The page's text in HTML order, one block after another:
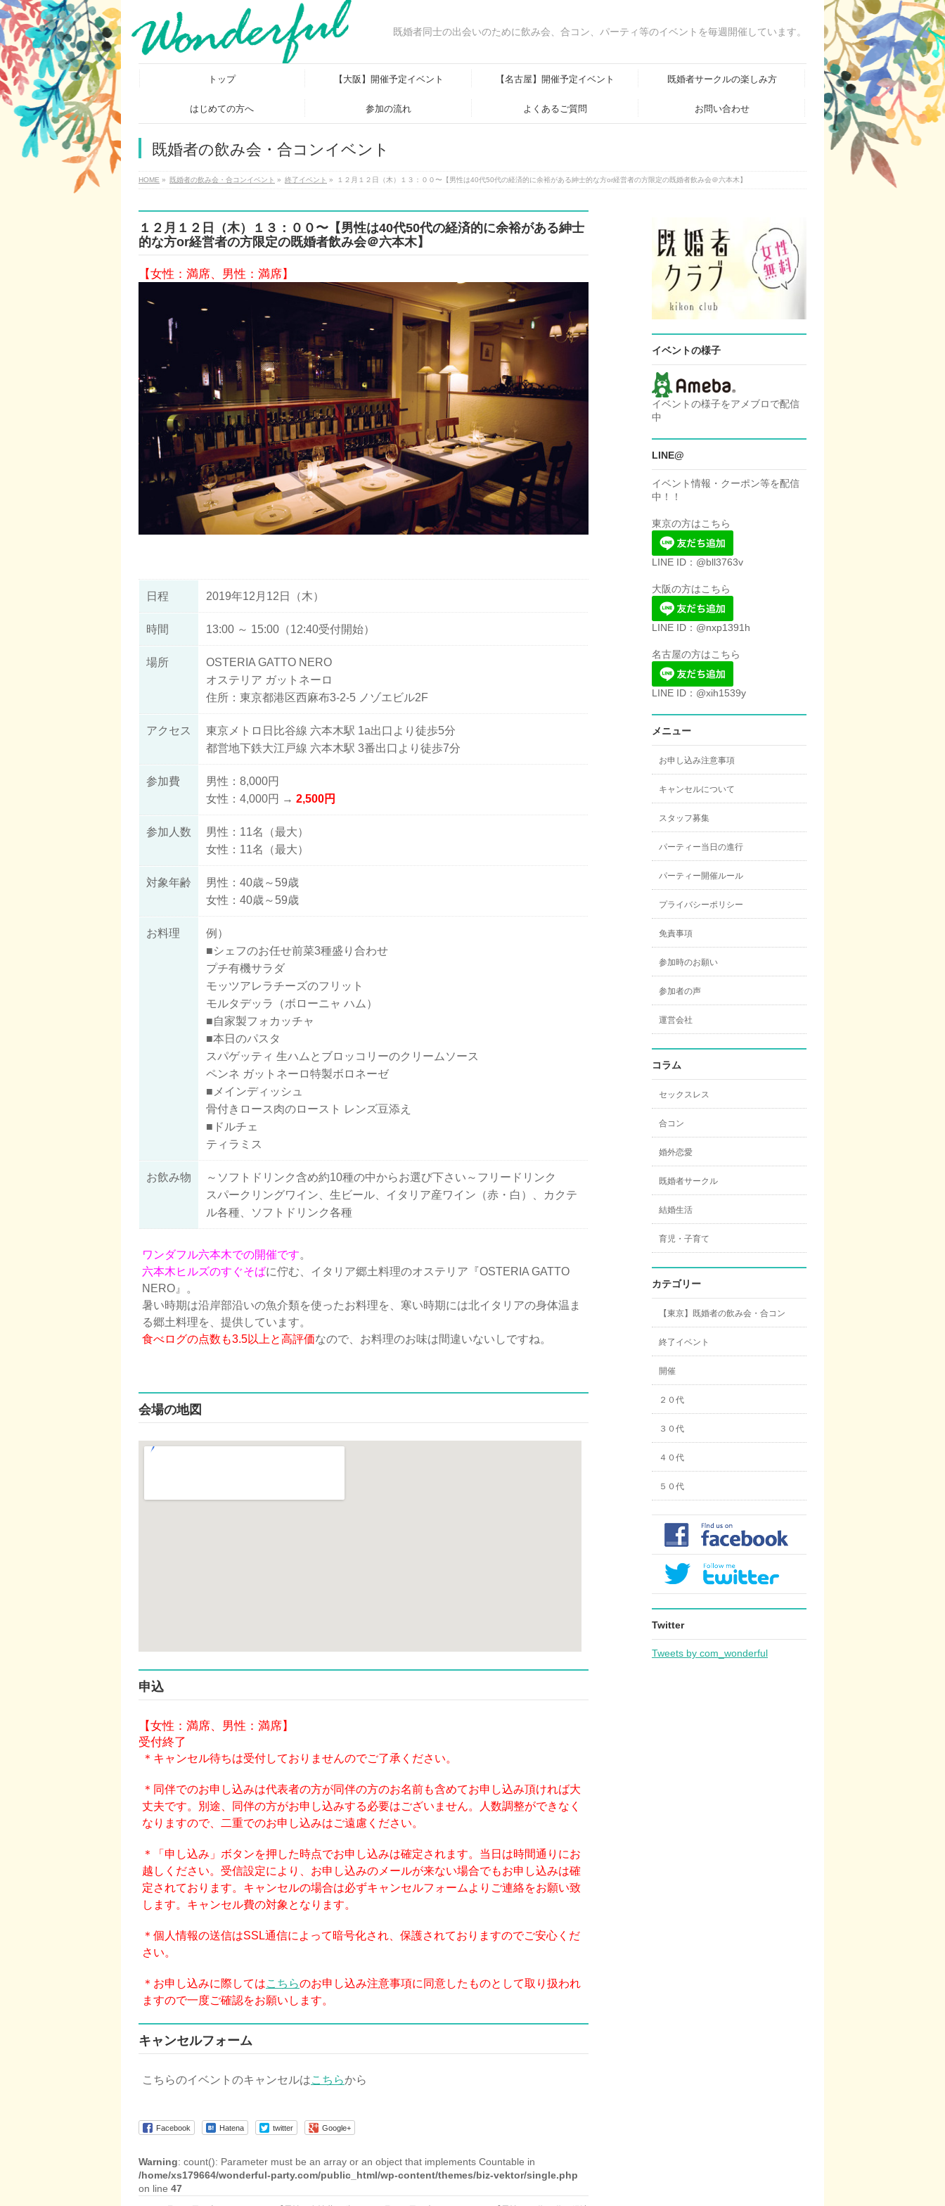
既婚者同士の出会いのために飲み会、合コン、パーティ等のイベントを毎週開催しています。
トップ 【大阪】開催予定イベント 【名古屋】開催予定イベント 既婚者サークルの楽しみ方
はじめての方へ 参加の流れ よくあるご質問 お問い合わせ
既婚者の飲み会・合コンイベント
HOME » 既婚者の飲み会・合コンイベント » 終了イベント » １２月１２日（木）１３：００〜【男性は40代50代の経済的に余裕がある紳士的な方or経営者の方限定の既婚者飲み会＠六本木】
１２月１２日（木）１３：００〜【男性は40代50代の経済的に余裕がある紳士
的な方or経営者の方限定の既婚者飲み会＠六本木】
【女性：満席、男性：満席】
日程 2019年12月12日（木）
時間 13:00 ～ 15:00（12:40受付開始）
場所
OSTERIA GATTO NERO
オステリア ガットネーロ
住所：東京都港区西麻布3-2-5 ノゾエビル2F
アクセス
東京メトロ日比谷線 六本木駅 1a出口より徒歩5分
都営地下鉄大江戸線 六本木駅 3番出口より徒歩7分
参加費
男性：8,000円
女性：4,000円 → 2,500円
参加人数
男性：11名（最大）
女性：11名（最大）
対象年齢
男性：40歳～59歳
女性：40歳～59歳
お料理
例）
■シェフのお任せ前菜3種盛り合わせ
プチ有機サラダ
モッツアレラチーズのフリット
モルタデッラ（ボローニャ ハム）
■自家製フォカッチャ
■本日のパスタ
スパゲッティ 生ハムとブロッコリーのクリームソース
ペンネ ガットネーロ特製ボロネーゼ
■メインディッシュ
骨付きロース肉のロースト レンズ豆添え
■ドルチェ
ティラミス
お飲み物
～ソフトドリンク含め約10種の中からお選び下さい～フリードリンク
スパークリングワイン、生ビール、イタリア産ワイン（赤・白）、カクテ
ル各種、ソフトドリンク各種
ワンダフル六本木での開催です。
六本木ヒルズのすぐそばに佇む、イタリア郷土料理のオステリア『OSTERIA GATTO
NERO』。
暑い時期は沿岸部沿いの魚介類を使ったお料理を、寒い時期には北イタリアの身体温ま
る郷土料理を、提供しています。
食べログの点数も3.5以上と高評価なので、お料理のお味は間違いないしですね。
会場の地図
申込
【女性：満席、男性：満席】
受付終了
＊キャンセル待ちは受付しておりませんのでご了承ください。
＊同伴でのお申し込みは代表者の方が同伴の方のお名前も含めてお申し込み頂ければ大
丈夫です。別途、同伴の方がお申し込みする必要はございません。人数調整ができなく
なりますので、二重でのお申し込みはご遠慮ください。
＊「申し込み」ボタンを押した時点でお申し込みは確定されます。当日は時間通りにお
越しください。受信設定により、お申し込みのメールが来ない場合でもお申し込みは確
定されております。キャンセルの場合は必ずキャンセルフォームよりご連絡をお願い致
します。キャンセル費の対象となります。
＊個人情報の送信はSSL通信によって暗号化され、保護されておりますのでご安心くだ
さい。
＊お申し込みに際してはこちらのお申し込み注意事項に同意したものとして取り扱われ
ますので一度ご確認をお願いします。
キャンセルフォーム
こちらのイベントのキャンセルはこちらから
Facebook Hatena twitter Google+
Warning: count(): Parameter must be an array or an object that implements Countable in
/home/xs179664/wonderful-party.com/public_html/wp-content/themes/biz-vektor/single.php
on line 47
イベントの様子
イベントの様子をアメブロで配信
中
LINE@
イベント情報・クーポン等を配信
中！！
東京の方はこちら
LINE ID：@bll3763v
大阪の方はこちら
LINE ID：@nxp1391h
名古屋の方はこちら
LINE ID：@xih1539y
メニュー
お申し込み注意事項
キャンセルについて
スタッフ募集
パーティー当日の進行
パーティー開催ルール
プライバシーポリシー
免責事項
参加時のお願い
参加者の声
運営会社
コラム
セックスレス
合コン
婚外恋愛
既婚者サークル
結婚生活
育児・子育て
カテゴリー
【東京】既婚者の飲み会・合コン
終了イベント
開催
２０代
３０代
４０代
５０代
Twitter
Tweets by com_wonderful